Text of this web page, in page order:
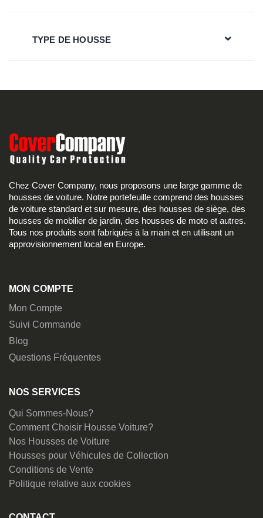
TYPE DE HOUSSE
Chez Cover Company, nous proposons une large gamme de
housses de voiture. Notre portefeuille comprend des housses
de voiture standard et sur mesure, des housses de siège, des
housses de mobilier de jardin, des housses de moto et autres.
Tous nos produits sont fabriqués à la main et en utilisant un
approvisionnement local en Europe.
MON COMPTE
Mon Compte
Suivi Commande
Blog
Questions Fréquentes
NOS SERVICES
Qui Sommes-Nous?
Comment Choisir Housse Voiture?
Nos Housses de Voiture
Housses pour Véhicules de Collection
Conditions de Vente
Politique relative aux cookies